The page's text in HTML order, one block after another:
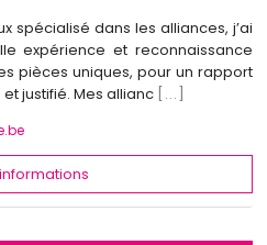
spécialisé dans les alliances, j’ai
expérience et reconnaissance
pièces uniques, pour un rapport
justifié. Mes allianc [...]